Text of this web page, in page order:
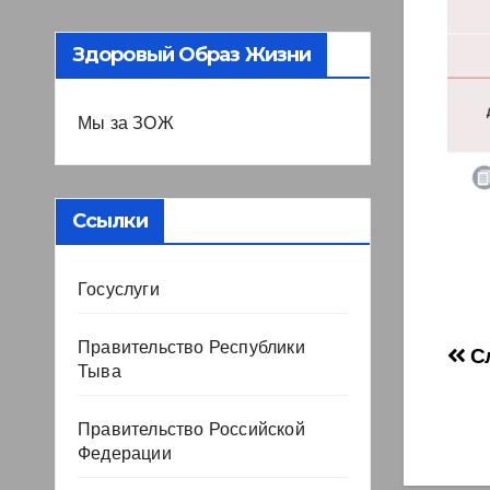
Здоровый Образ Жизни
Мы за ЗОЖ
Ссылки
Госуслуги
Правительство Республики
Тыва
Правительство Российской
Федерации